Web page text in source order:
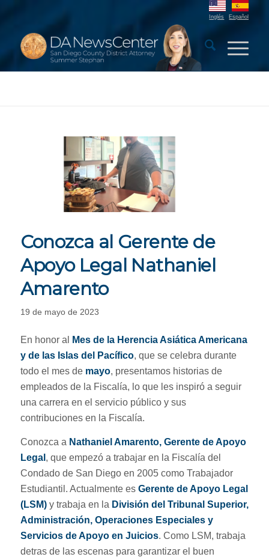
Inglés Español
Conozca al Gerente de
Apoyo Legal Nathaniel
Amarento
19 de mayo de 2023
En honor al
Mes de la Herencia Asiática Americana
y de las Islas del Pacífico, que se celebra durante
todo el mes de mayo, presentamos historias de
empleados de la Fiscalía, lo que les inspiró a seguir
una carrera en el servicio público y sus
contribuciones en la Fiscalía.
Conozca a Nathaniel Amarento, Gerente de Apoyo
Legal , que empezó a trabajar en la Fiscalía del
Condado de San Diego en 2005 como Trabajador
Estudiantil. Actualmente es Gerente de Apoyo Legal
(LSM)y trabaja en la División del Tribunal Superior,
Administración, Operaciones Especiales y
Servicios de Apoyo en Juicios. Como LSM, trabaja
detras de las escenas para garantizar el buen